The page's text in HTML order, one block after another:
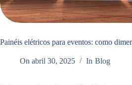
Painéis elétricos para eventos: como
On abril 30, 2025 In Blog